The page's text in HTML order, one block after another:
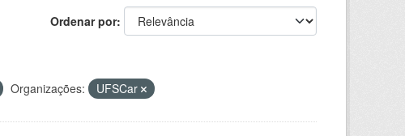
Ordenar por
Organizações: UFSCar